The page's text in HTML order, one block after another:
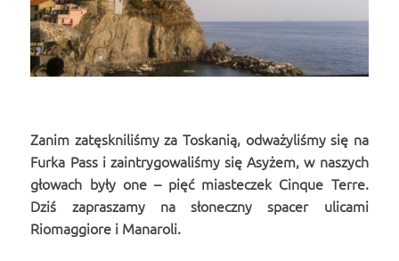
Zanim zatęskniliśmy za Toskanią, odważyliśmy się na
Furka Pass i zaintrygowaliśmy się Asyżem, w naszych
głowach były one – pięć miasteczek Cinque Terre.
Dziś zapraszamy na słoneczny spacer ulicami
Riomaggiore i Manaroli.